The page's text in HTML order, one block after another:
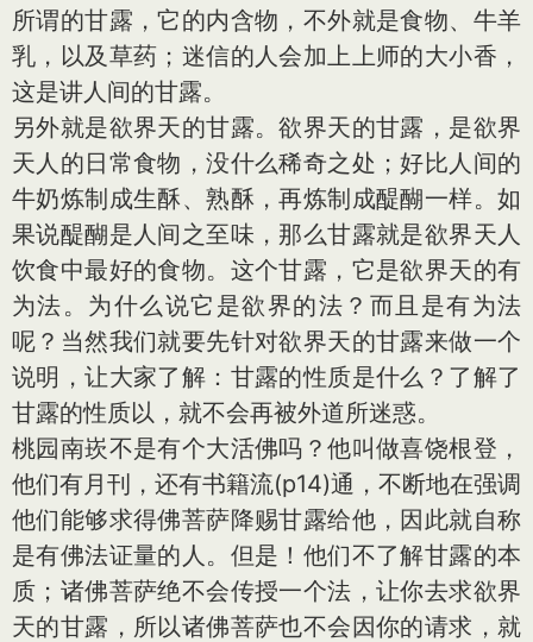
所谓的甘露，它的内含物，不外就是食物、牛羊
乳，以及草药；迷信的人会加上上师的大小香，
这是讲人间的甘露。
另外就是欲界天的甘露。欲界天的甘露，是欲界
天人的日常食物，没什么稀奇之处；好比人间的
牛奶炼制成生酥、熟酥，再炼制成醍醐一样。如
果说醍醐是人间之至味，那么甘露就是欲界天人
饮食中最好的食物。这个甘露，它是欲界天的有
为法。为什么说它是欲界的法？而且是有为法
呢？当然我们就要先针对欲界天的甘露来做一个
说明，让大家了解：甘露的性质是什么？了解了
甘露的性质以，就不会再被外道所迷惑。
桃园南崁不是有个大活佛吗？他叫做喜饶根登，
他们有月刊，还有书籍流(p14)通，不断地在强调
他们能够求得佛菩萨降赐甘露给他，因此就自称
是有佛法证量的人。但是！他们不了解甘露的本
质；诸佛菩萨绝不会传授一个法，让你去求欲界
天的甘露，所以诸佛菩萨也不会因你的请求，就